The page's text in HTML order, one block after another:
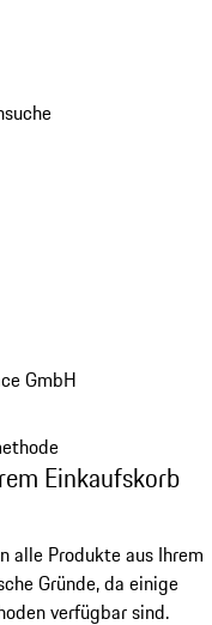
GmbH
Einkaufskorb
alle Produkte aus Ihrem
Gründe, da einige
verfügbar sind.